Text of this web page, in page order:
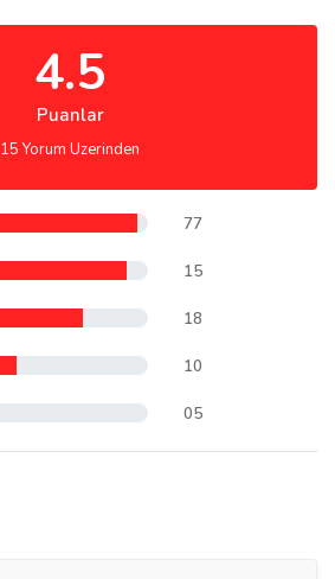
4.5
Puanlar
15 Yorum Uzerinden
77
15
18
10
05